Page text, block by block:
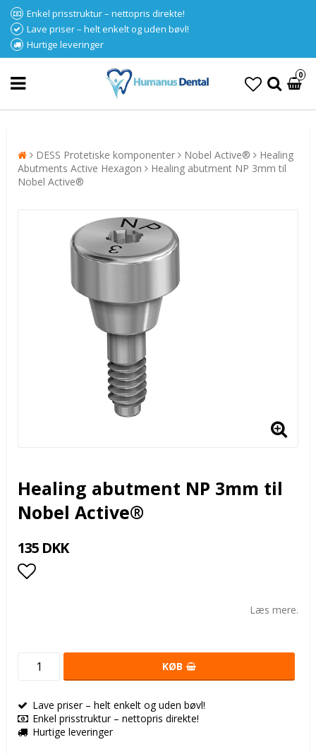
Enkel prisstruktur – nettopris direkte!
Lave priser – helt enkelt og uden bøvl!
Hurtige leveringer
0
DESS Protetiske komponenter Nobel Active®
Healing
Abutments Active Hexagon
Healing abutment NP 3mm til
Nobel Active®
Healing abutment NP 3mm til
Nobel Active®
135 DKK
Læs mere.
KØB
Lave priser – helt enkelt og uden bøvl!
Enkel prisstruktur – nettopris direkte!
Hurtige leveringer